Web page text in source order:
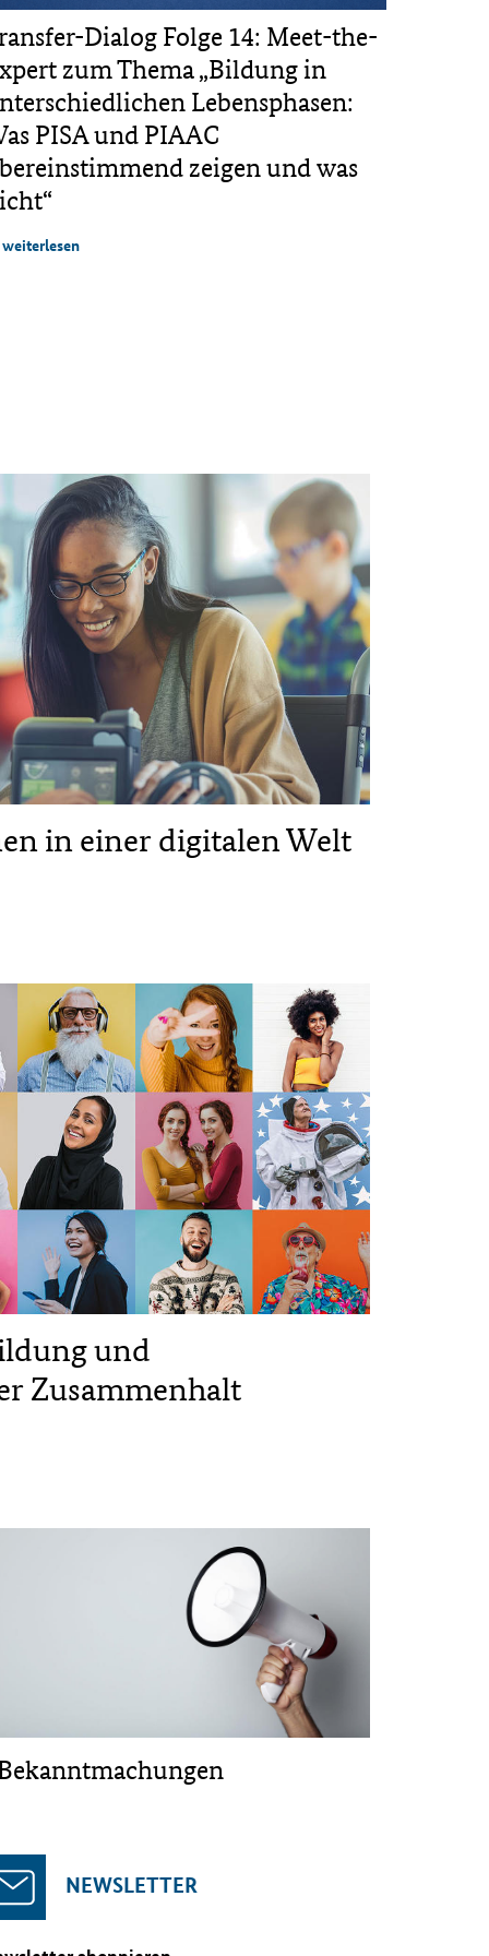
Dialog Folge 14: Meet-the-
zum Thema „Bildung in
Lebensphasen:
PISA und PIAAC
zeigen und was
weiterlesen
in einer digitalen Welt
und
Zusammenhalt
NEWSLETTER